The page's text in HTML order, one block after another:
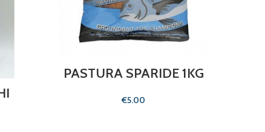
PASTURA SPARIDE 1KG
€